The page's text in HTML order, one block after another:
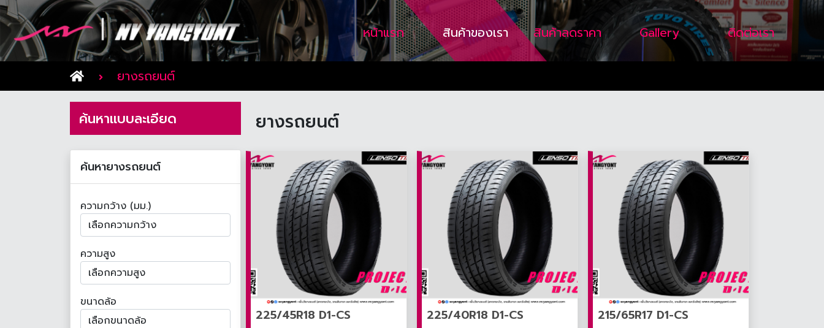
หน้าแรก สินค้าของเรา สินค้าลดราคา Gallery ติดต่อเรา
ยางรถยนต์
ค้นหาแบบละเอียด
ค้นหายางรถยนต์
ความกว้าง (มม.)
ความสูง
ขนาดล้อ
ยางรถยนต์
225/45R18 D1-CS 225/40R18 D1-CS 215/65R17 D1-CS